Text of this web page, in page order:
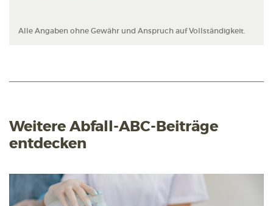
Alle Angaben ohne Gewähr und Anspruch auf Vollständigkeit.
Weitere Abfall-ABC-Beiträge
entdecken